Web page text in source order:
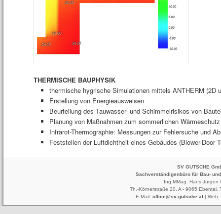
THERMISCHE BAUPHYSIK
thermische hygrische Simulationen mittels ANTHERM (2D
Erstellung von Energieausweisen
Beurteilung des Tauwasser- und Schimmelrisikos von
Planung von Maßnahmen zum sommerlichen Wärmeschutz
Infrarot-Thermographie: Messungen zur Fehlersuche und
Feststellen der Luftdichtheit eines Gebäudes (Blower-Door
SV GUTSCHE
Sachverständigenbüro für Bau-
Ing.MMag. Hans-Jürgen
Th.-Körnerstraße 20, A - 9065 Ebental,
E-Mail: office@sv-gutsche.at| Web: